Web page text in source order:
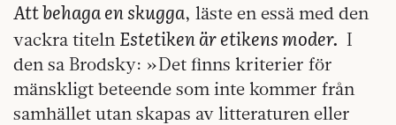
Att behaga en skugga, läste en essä med den
vackra titeln Estetiken är etikens moder. I
den sa Brodsky: »Det finns kriterier för
mänskligt beteende som inte kommer från
samhället utan skapas av litteraturen eller